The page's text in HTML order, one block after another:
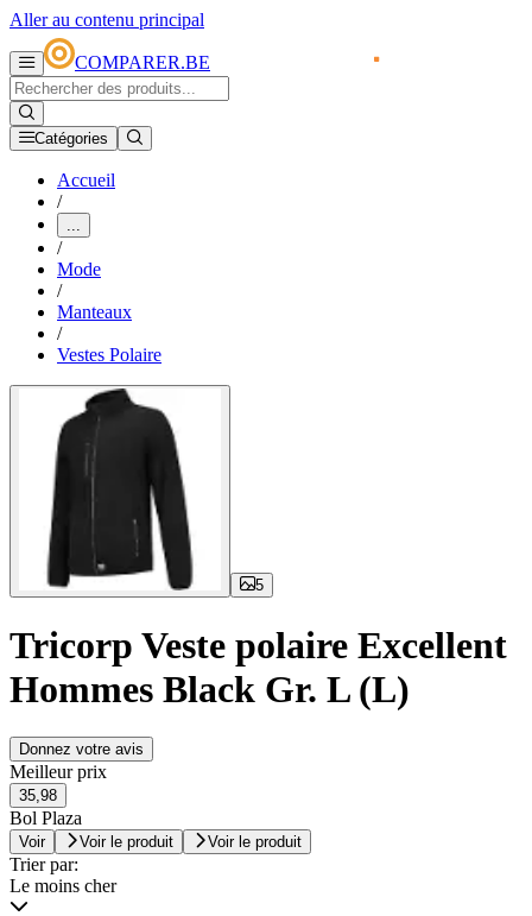
Aller au contenu principal
COMPARER.BE
Catégories
Accueil
/
...
/
Mode
/
Manteaux
/
Vestes Polaire
5
Tricorp Veste polaire Excellent
Hommes Black Gr. L (L)
Donnez votre avis
Meilleur prix
35,98
Bol Plaza
Voir Voir le produit Voir le produit
Trier par:
Le moins cher